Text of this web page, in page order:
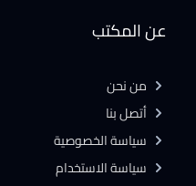
عن المكتب
من نحن
أتصل بنا
سياسة الخصوصية
سياسة الاستخدام